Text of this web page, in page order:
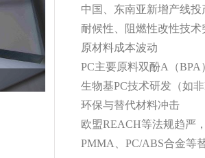
中国、东南亚新增产线
耐候性、阻燃性改性技术
原材料成本波动
PC主要原料双酚A（
生物基PC技术研发（如
环保与替代材料冲击
欧盟REACH等法规趋严
PMMA、PC/ABS合金等